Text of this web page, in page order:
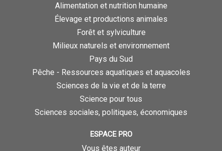
Alimentation et nutrition humaine
Élevage et productions animales
Forêt et sylviculture
Milieux naturels et environnement
Pays du Sud
Pêche - Ressources aquatiques et aquacoles
Sciences de la vie et de la terre
Science pour tous
Sciences sociales, politiques, économiques
ESPACE PRO
Vous êtes auteur